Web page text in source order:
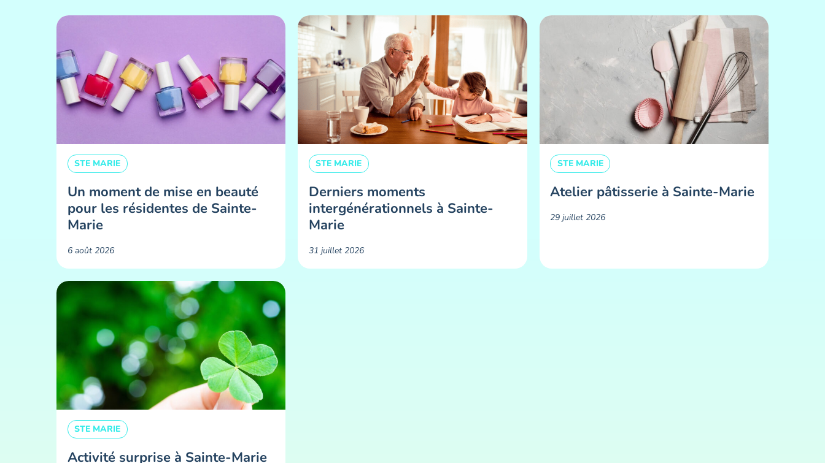
STE MARIE
Un moment de mise en beauté
pour les résidentes de Sainte-
Marie ​
6 août 2026
STE MARIE
Derniers moments
intergénérationnels à Sainte-
Marie
31 juillet 2026
STE MARIE
Atelier pâtisserie à Sainte-Marie
29 juillet 2026
STE MARIE
Activité surprise à Sainte-Marie